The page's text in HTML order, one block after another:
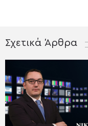
Σχετικά Άρθρα